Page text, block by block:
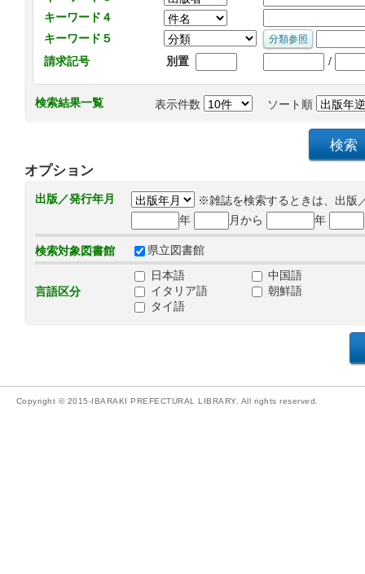
キーワード４
キーワード５
請求記号
別置 /
検索結果一覧 表示件数 ソート順
オプション
出版／発行年月
※雑誌を検索するときは、出版
年
月から 年
検索対象図書館 県立図書館
言語区分
日本語
中国語
イタリア語
朝鮮語
タイ語
Copyright © 2015-IBARAKI PREFECTURAL LIBRARY. All rights reserved.